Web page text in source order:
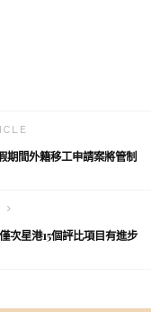
期間外籍移工申請案將管制
次星港15個評比項目有進步